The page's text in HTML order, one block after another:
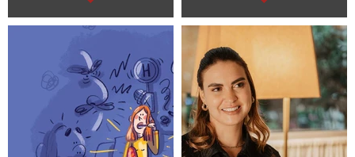
continuar continuar